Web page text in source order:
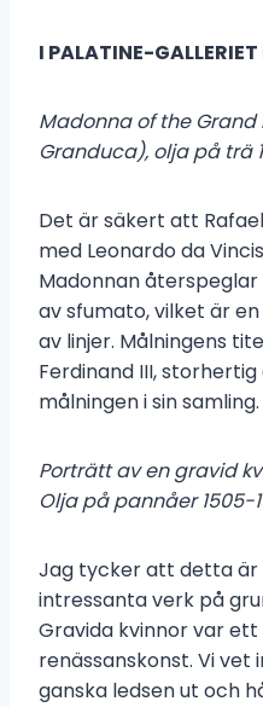
I PALATINE-
Madonna of the
Granduca), olja på trä
Det är säkert att
med Leonardo da
Madonnan
av sfumato, vilket är
av linjer. Målningens
Ferdinand III,
målningen i sin samling.
Porträtt av en gravid
Olja på pannåer 1505-
Jag tycker att detta är
intressanta verk på
Gravida kvinnor var
renässanskonst. Vi vet
ganska ledsen ut och